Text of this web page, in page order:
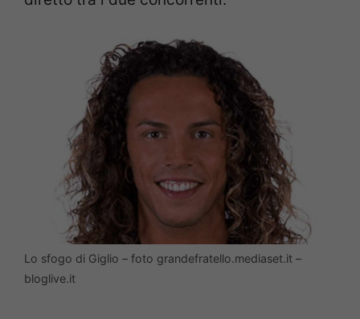
Lo sfogo di Giglio – foto grandefratello.mediaset.it –
bloglive.it